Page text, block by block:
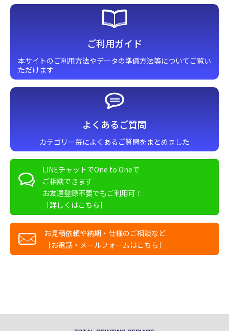
ご利用ガイド
本サイトのご利用方法やデータの準備方法等についてご覧い
ただけます
よくあるご質問
カテゴリー毎によくあるご質問をまとめました
LINEチャットでOne to Oneで
ご相談できます
お友達登録不要でもご利用可！
［詳しくはこちら］
お見積依頼や納期・仕様のご相談など
［お電話・メールフォームはこちら］